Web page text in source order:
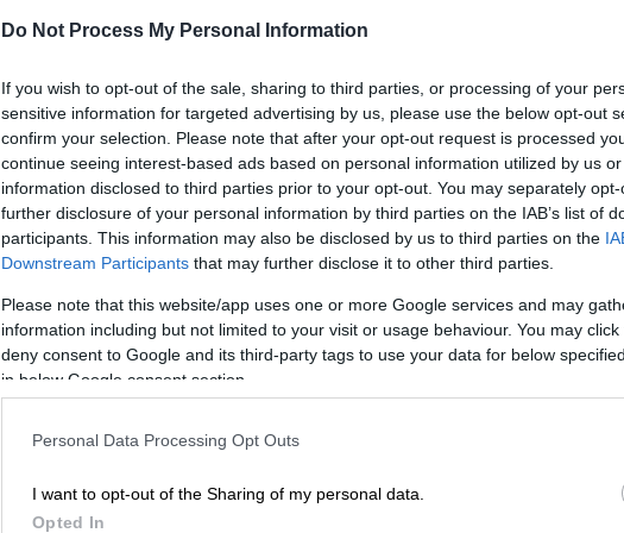
Do Not Process My Personal Information
If you wish to opt-out of the sale, sharing to third parties, or processing of your
sensitive information for targeted advertising by us, please use the below opt-out
confirm your selection. Please note that after your opt-out request is processed
continue seeing interest-based ads based on personal information utilized by us
information disclosed to third parties prior to your opt-out. You may separately
further disclosure of your personal information by third parties on the IAB’s list of
participants. This information may also be disclosed by us to third parties on the
Downstream Participants that may further disclose it to other third parties.
Please note that this website/app uses one or more Google services and may
information including but not limited to your visit or usage behaviour. You may
deny consent to Google and its third-party tags to use your data for below
in below Google consent section.
Personal Data Processing Opt Outs
I want to opt-out of the Sharing of my personal data.
Opted In
παρέμβαση
επιτροπή πόθεν έσχες αποτελείται
από δικαστικούς κατά πλειοψηφία»
απαντά ο κ. Βούτσης
Πολιτική|20.11.2023 11:12
Βούτσης κατά Ακρίτα για
Ηλιόπουλο: Το πολιτικό θάρρος
συμπλέκεται καμία φορά με το
πολιτικό θράσος
σχόλιο της κυρίας Ακρίτα για τον